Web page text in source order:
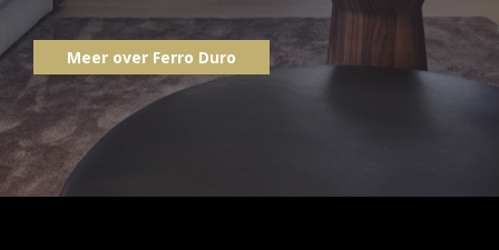
Meer over Ferro Duro